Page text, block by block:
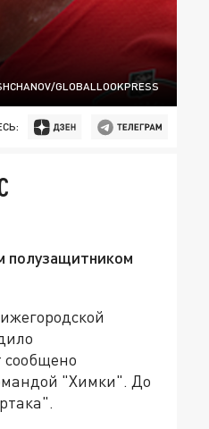
GLOBALLOOKPRESS
полузащитником
сообщено
"Химки". До